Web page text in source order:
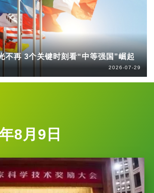
不再 3个关键时刻看“中等强国”崛起
2026-07-29
8月9日